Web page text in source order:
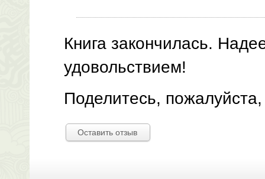
Книга закончилась.
удовольствием!
Поделитесь,
Оставить отзыв